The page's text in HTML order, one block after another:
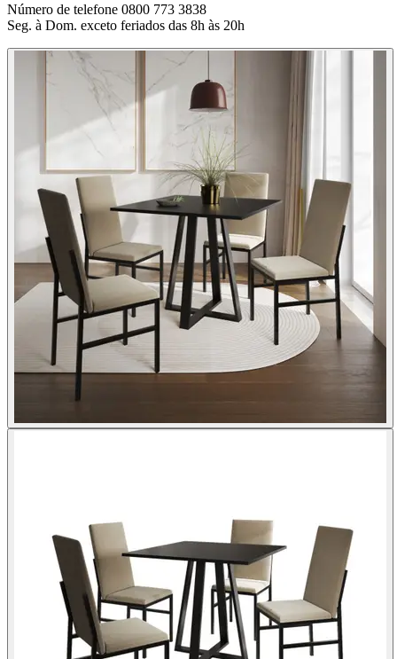
Número de telefone 0800 773 3838
Seg. à Dom. exceto feriados das 8h às 20h